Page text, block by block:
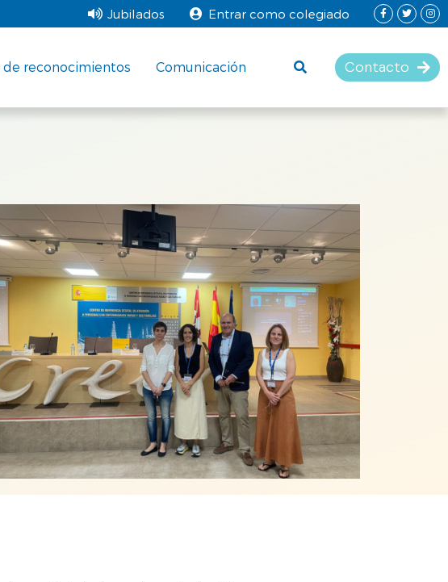
Jubilados Entrar como colegiado
de reconocimientos Comunicación Contacto